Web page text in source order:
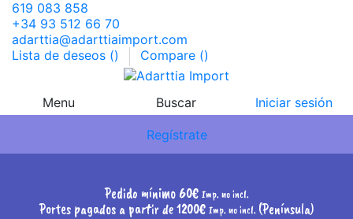
619 083 858
+34 93 512 66 70
adarttia@adarttiaimport.com
Lista de deseos () Compare ()
Menu Buscar Iniciar sesión
Regístrate
Pedido mínimo 60€ Imp. no incl.
Portes pagados a partir de 1200€ Imp. no incl. (Península)